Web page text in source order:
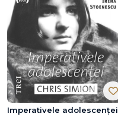
Imperativele adolescenței